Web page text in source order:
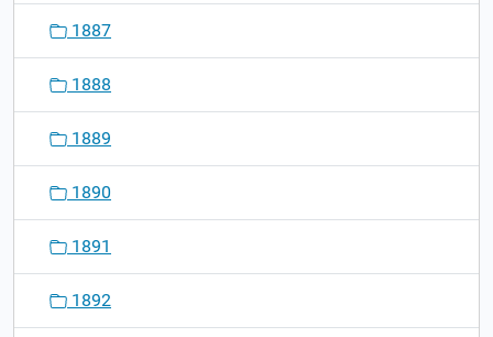
1887
1888
1889
1890
1891
1892